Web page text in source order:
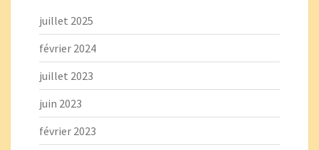
juillet 2025
février 2024
juillet 2023
juin 2023
février 2023